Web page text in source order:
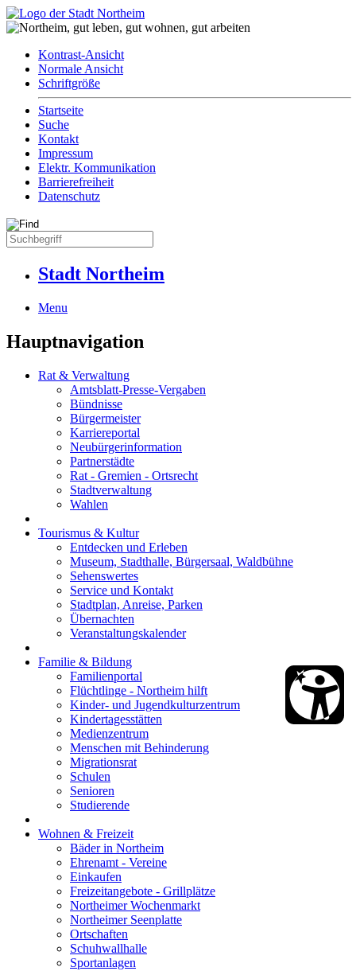
Kontrast-Ansicht
Normale Ansicht
Schriftgröße
Startseite
Suche
Kontakt
Impressum
Elektr. Kommunikation
Barrierefreiheit
Datenschutz
Stadt Northeim
Menu
Hauptnavigation
Rat & Verwaltung
Amtsblatt-Presse-Vergaben
Bündnisse
Bürgermeister
Karriereportal
Neubürgerinformation
Partnerstädte
Rat - Gremien - Ortsrecht
Stadtverwaltung
Wahlen
Tourismus & Kultur
Entdecken und Erleben
Museum, Stadthalle, Bürgersaal, Waldbühne
Sehenswertes
Service und Kontakt
Stadtplan, Anreise, Parken
Übernachten
Veranstaltungskalender
Familie & Bildung
Familienportal
Flüchtlinge - Northeim hilft
Kinder- und Jugendkulturzentrum
Kindertagesstätten
Medienzentrum
Menschen mit Behinderung
Migrationsrat
Schulen
Senioren
Studierende
Wohnen & Freizeit
Bäder in Northeim
Ehrenamt - Vereine
Einkaufen
Freizeitangebote - Grillplätze
Northeimer Wochenmarkt
Northeimer Seenplatte
Ortschaften
Schuhwallhalle
Sportanlagen